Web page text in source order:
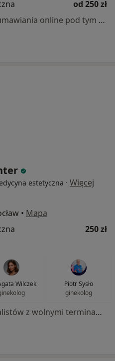
od 250 zł
Specjalista nie oferuje umawiania online pod tym adresem.
estetyczna · Więcej
• Mapa
250 zł
Wilczek
Piotr Sysło
ginekolog
Brak dostępnych specjalistów z wolnymi terminami w tym centrum medycznym.